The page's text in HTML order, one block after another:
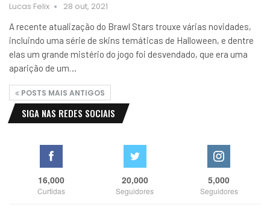
Lucas Felix 28 out, 2021
A recente atualização do Brawl Stars trouxe várias novidades,
incluindo uma série de skins temáticas de Halloween, e dentre
elas um grande mistério do jogo foi desvendado, que era uma
aparição de um…
POSTS MAIS ANTIGOS
SIGA NAS REDES SOCIAIS
16,000
Curtidas
20,000
Seguidores
5,000
Seguidores